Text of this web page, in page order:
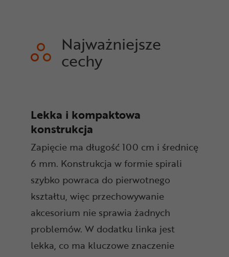
Najważniejsze
cechy
Lekka i kompaktowa
konstrukcja
Zapięcie ma długość 100 cm i średnicę
6 mm. Konstrukcja w formie spirali
szybko powraca do pierwotnego
kształtu, więc przechowywanie
akcesorium nie sprawia żadnych
problemów. W dodatku linka jest
lekka, co ma kluczowe znaczenie